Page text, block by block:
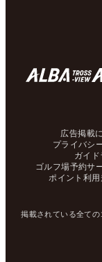
広告掲載
プライバシ
ガイド
ゴルフ場予約サ
ポイント利用
掲載されている全て